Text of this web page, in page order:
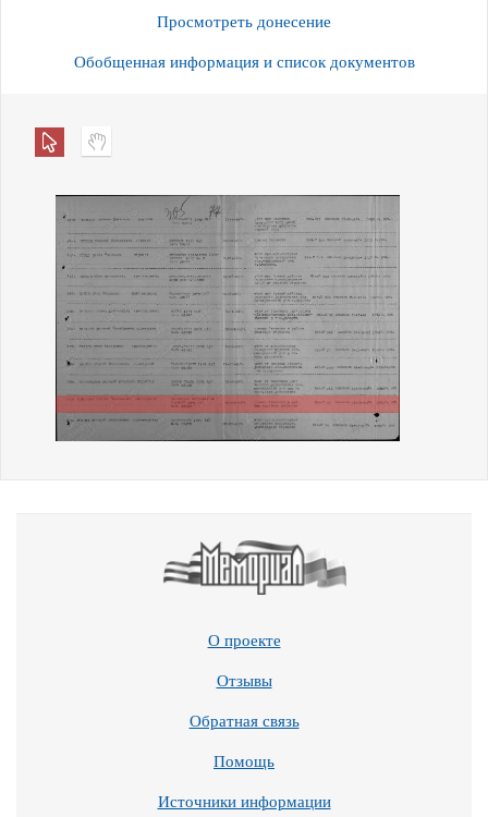
Просмотреть донесение
Обобщенная информация и список документов
О проекте
Отзывы
Обратная связь
Помощь
Источники информации